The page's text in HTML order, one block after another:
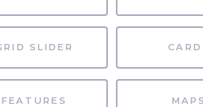
SLIDER
FEATURES MAPS